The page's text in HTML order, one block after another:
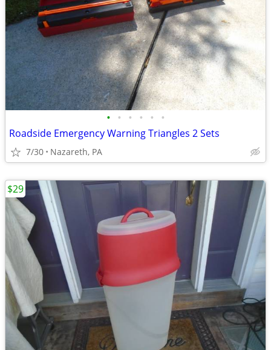
• • • • • •
Roadside Emergency Warning Triangles 2 Sets
7/30 Nazareth, PA
$29